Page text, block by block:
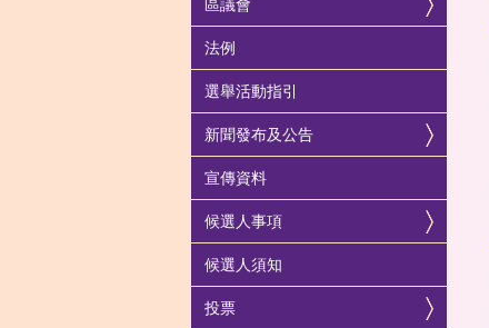
區議會
法例
選舉活動指引
新聞發布及公告
宣傳資料
候選人事項
候選人須知
投票